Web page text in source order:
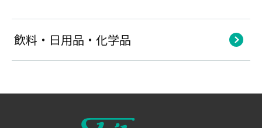
飲料・日用品・化学品